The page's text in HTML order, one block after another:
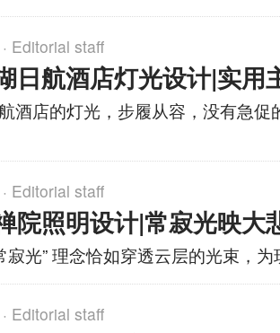
Editorial staff
日航酒店灯光设计|实用
酒店的灯光，步履从容，没有急促
Editorial staff
院照明设计|常寂光映大
寂光” 理念恰如穿透云层的光束，
Editorial staff